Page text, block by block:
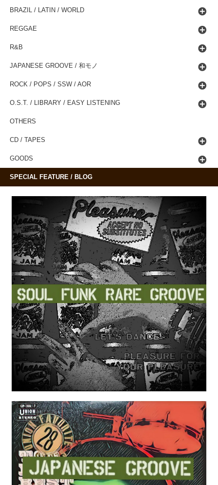
BRAZIL / LATIN / WORLD
REGGAE
R&B
JAPANESE GROOVE / 和モノ
ROCK / POPS / SSW / AOR
O.S.T. / LIBRARY / EASY LISTENING
OTHERS
CD / TAPES
GOODS
SPECIAL FEATURE / BLOG